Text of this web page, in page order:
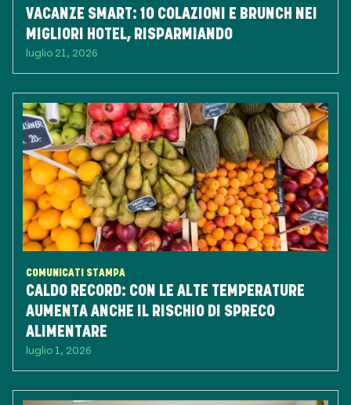
VACANZE SMART: 10 COLAZIONI E BRUNCH NEI
MIGLIORI HOTEL, RISPARMIANDO
luglio 21, 2026
COMUNICATI STAMPA
CALDO RECORD: CON LE ALTE TEMPERATURE
AUMENTA ANCHE IL RISCHIO DI SPRECO
ALIMENTARE
luglio 1, 2026